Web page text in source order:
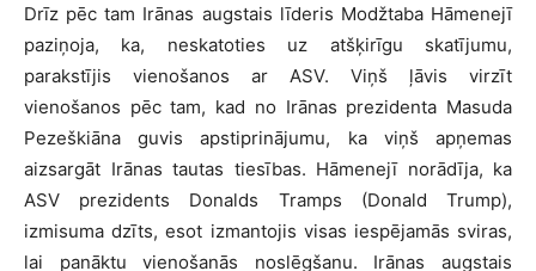
Drīz pēc tam Irānas augstais līderis Modžtaba Hāmenejī
paziņoja, ka, neskatoties uz atšķirīgu skatījumu,
parakstījis vienošanos ar ASV. Viņš ļāvis virzīt
vienošanos pēc tam, kad no Irānas prezidenta Masuda
Pezeškiāna guvis apstiprinājumu, ka viņš apņemas
aizsargāt Irānas tautas tiesības. Hāmenejī norādīja, ka
ASV prezidents Donalds Tramps (Donald Trump),
izmisuma dzīts, esot izmantojis visas iespējamās sviras,
lai panāktu vienošanās noslēgšanu. Irānas augstais